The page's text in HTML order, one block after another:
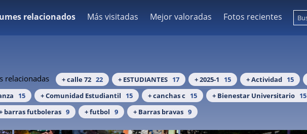
relacionados Más visitadas Mejor valoradas Fotos recientes
relacionadas + calle 72 22 + ESTUDIANTES 17 + 2025-1 15 + Actividad 15
15 + Comunidad Estudiantil 15 + canchas c 15 + Bienestar Universitario 15
barras futboleras 9 + futbol 9 + Barras bravas 9